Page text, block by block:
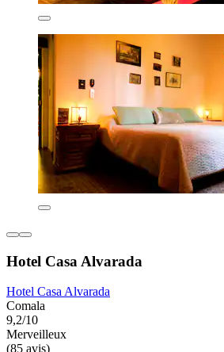
Hotel Casa Alvarada
Hotel Casa Alvarada
Comala
9,2/10
Merveilleux
(85 avis)